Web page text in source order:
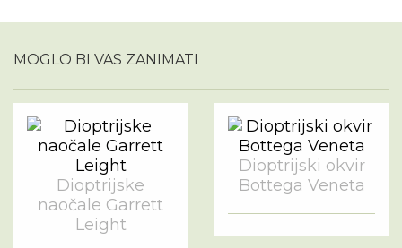
MOGLO BI VAS ZANIMATI
Dioptrijske
naočale Garrett
Leight
Dioptrijski okvir
Bottega Veneta